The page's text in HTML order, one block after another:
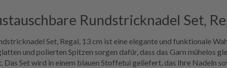
Rundstricknadel Set,
Set, Regal, 13 cm ist eine elegante und funktionale
und polierten Spitzen sorgen dafür, dass das Garn mühelos
Set wird in einem blauen Stoffetui geliefert, das Ihre Nadeln